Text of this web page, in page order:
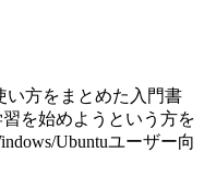
い方をまとめた入門書
を始めようという方を
Ubuntuユーザー向